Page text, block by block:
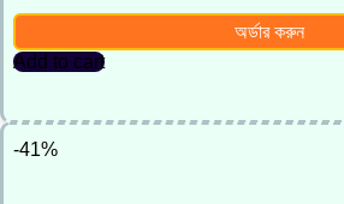
Add to cart
অর্ডার করুন
-41%